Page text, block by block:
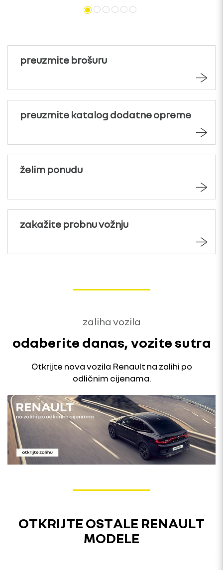
preuzmite brošuru
preuzmite katalog dodatne opreme
želim ponudu
zakažite probnu vožnju
zaliha vozila
odaberite danas, vozite sutra
Otkrijte nova vozila Renault na zalihi po
odličnim cijenama.
OTKRIJTE OSTALE RENAULT
MODELE